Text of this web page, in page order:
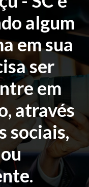
algum
em sua
ser
em
através
sociais,